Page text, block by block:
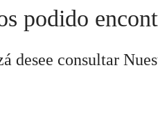
podido
desee consultar